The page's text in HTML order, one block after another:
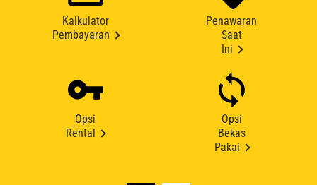
Kalkulator
Pembayaran
Penawaran
Saat
Ini
Opsi
Rental
Opsi
Bekas
Pakai